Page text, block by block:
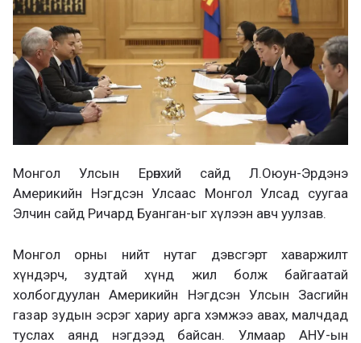
х
Монгол Улсын Ерөнхий сайд Л.Оюун-Эрдэнэ
Америкийн Нэгдсэн Улсаас Монгол Улсад суугаа
Элчин сайд Ричард Буанган-ыг хүлээн авч уулзав.
Монгол орны нийт нутаг дэвсгэрт хаваржилт
хүндэрч, зудтай хүнд жил болж байгаатай
холбогдуулан Америкийн Нэгдсэн Улсын Засгийн
газар зудын эсрэг хариу арга хэмжээ авах, малчдад
туслах аянд нэгдээд байсан. Улмаар АНУ-ын